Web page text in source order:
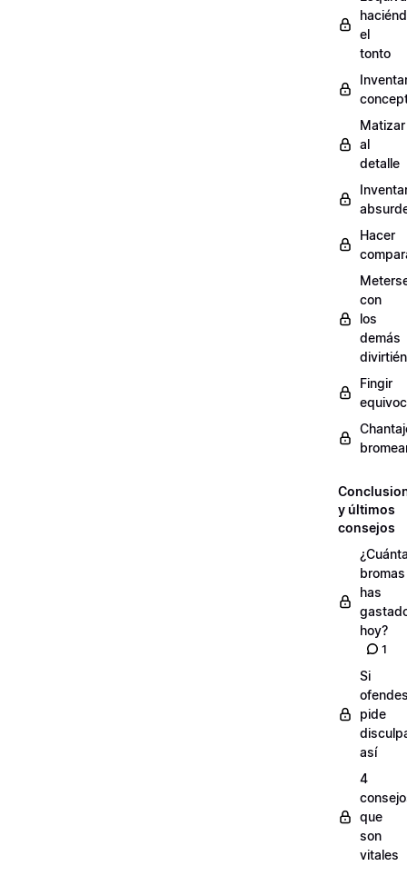
el
tonto
Matizar
al
detalle
Hacer
con
los
demás
Fingir
y últimos
consejos
bromas
has
hoy?
1
Si
pide
así
4
que
son
vitales